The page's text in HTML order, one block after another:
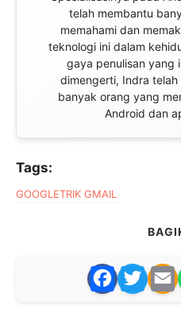
telah membantu
memahami dan
teknologi ini dalam
gaya penulisan yang
dimengerti, Indra
banyak orang yang
Android dan
Tags:
GOOGLETRIK GMAIL
F
a
T
w
E
m